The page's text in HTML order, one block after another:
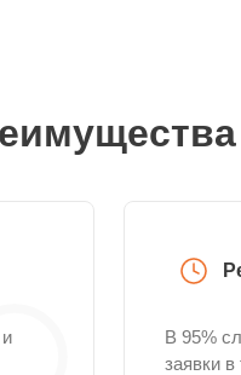
В 95%
заявки в